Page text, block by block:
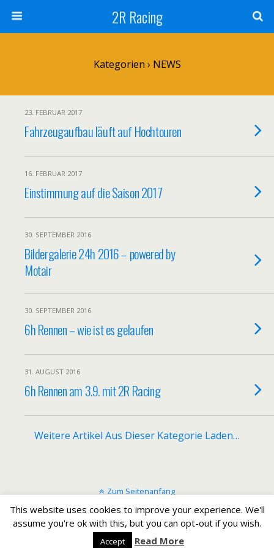
2R Racing
Kategorien › NEWS
23. FEBRUAR 2017
Fahrzeugaufbau läuft auf Hochtouren
16. FEBRUAR 2017
Einstimmung auf die Saison 2017
30. SEPTEMBER 2016
Bildergalerie 24h 2016 – powered by
Motair
30. SEPTEMBER 2016
6h Rennen – wie ist es gelaufen
31. AUGUST 2016
6h Rennen am 3.9. mit 2R Racing
Weitere Artikel Aus Dieser Kategorie Laden…
Zum Seitenanfang
Mobil Desktop
This website uses cookies to improve your experience. We'll
assume you're ok with this, but you can opt-out if you wish.
Accept Read More